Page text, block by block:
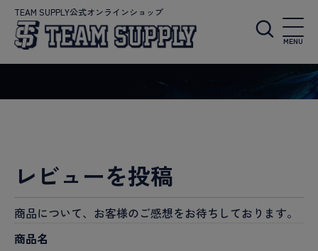
TEAM SUPPLY公式オンラインショップ
MENU
レビューを投稿
商品について、お客様のご感想をお待ちしております。
商品名